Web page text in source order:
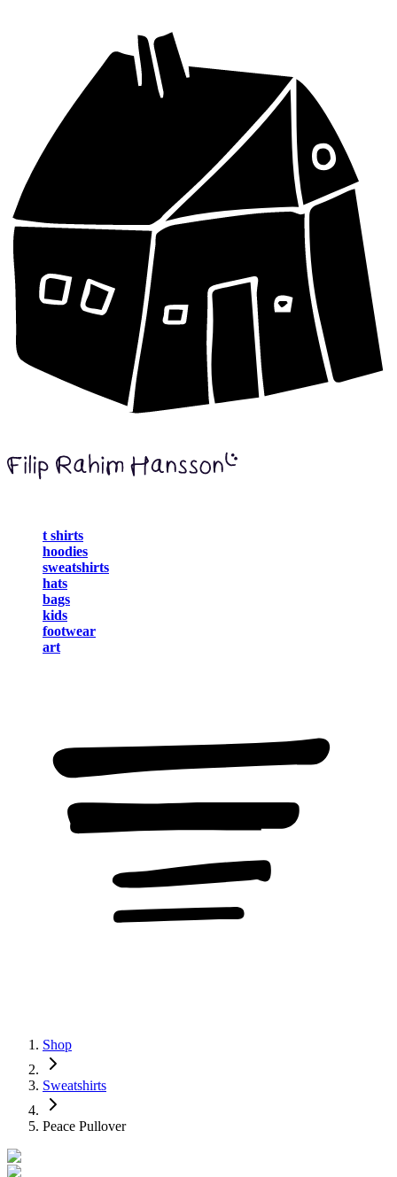
t shirts
hoodies
sweatshirts
hats
bags
kids
footwear
art
Shop
Sweatshirts
Peace Pullover